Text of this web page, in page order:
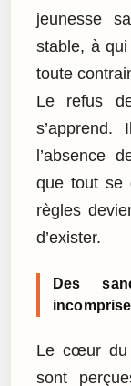
jeunesse
stable, à
toute
Le refus
l’absence
que tout se
règles
d’exister.
Des
incomprise
Le cœur du
sont